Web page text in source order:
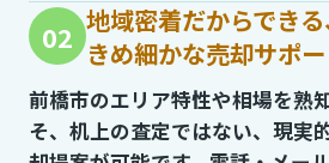
02 地域密着だからできる
きめ細かな売却サポ
前橋市のエリア特性や相場を熟
そ、机上の査定ではない、現実